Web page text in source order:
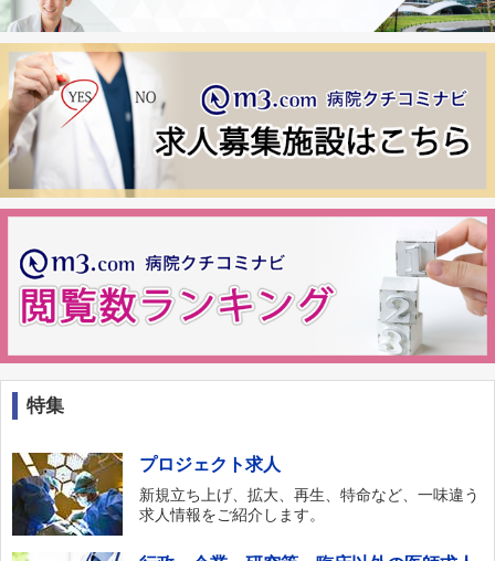
特集
プロジェクト求人
新規立ち上げ、拡大、再生、特命など、一味違う
求人情報をご紹介します。